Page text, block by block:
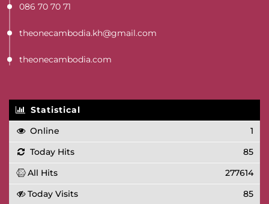
086 70 70 71
theonecambodia.kh@gmail.com
theonecambodia.com
Statistical
Online
1
Today Hits
85
All Hits
277614
Today Visits
85